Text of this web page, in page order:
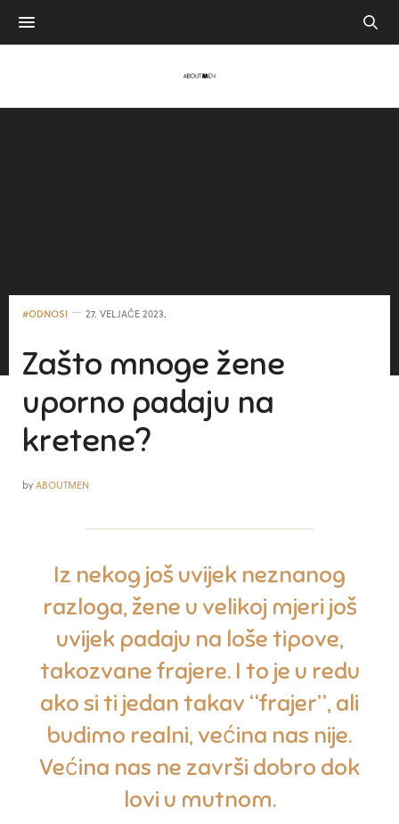
#ODNOSI 27. VELJAČE 2023.
Zašto mnoge žene
uporno padaju na
kretene?
byABOUTMEN
Iz nekog još uvijek neznanog
razloga, žene u velikoj mjeri još
uvijek padaju na loše tipove,
takozvane frajere. I to je u redu
ako si ti jedan takav “frajer”, ali
budimo realni, većina nas nije.
Većina nas ne završi dobro dok
lovi u mutnom.